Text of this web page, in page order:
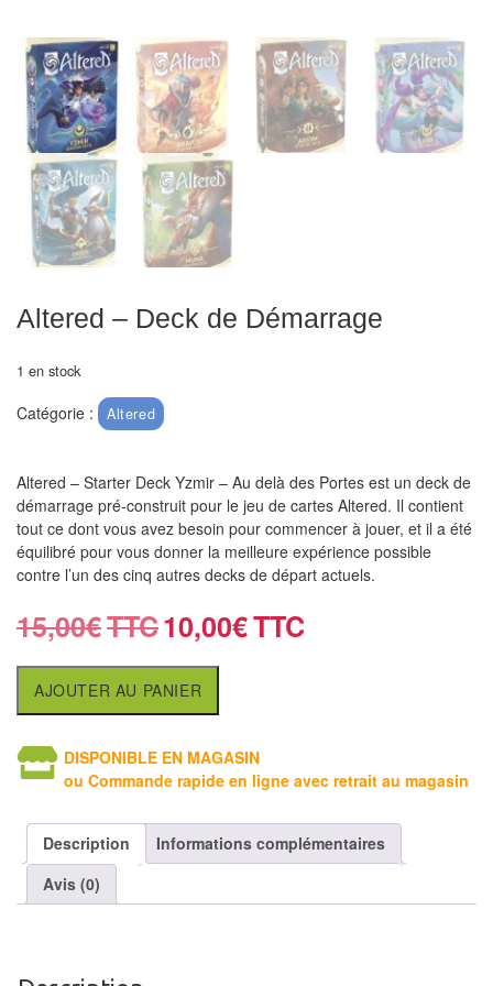
Pendules
Echiquier
pour
aveugles
Logiciels
d'échecs
en
Livres
en
Tables
Accessoires
de
société
Jeux
de
cartes
Collectionner
(TCG)
Altered – Deck de Démarrage
1 en stock
Catégorie : Altered
Altered – Starter Deck Yzmir – Au delà des Portes est un deck de
démarrage pré-construit pour le jeu de cartes Altered. Il contient
tout ce dont vous avez besoin pour commencer à jouer, et il a été
équilibré pour vous donner la meilleure expérience possible
contre l’un des cinq autres decks de départ actuels.
15,00€ 10,00€
AJOUTER AU PANIER
DISPONIBLE EN MAGASIN
ou Commande rapide en ligne avec retrait au magasin
Description
Informations complémentaires
Avis (0)